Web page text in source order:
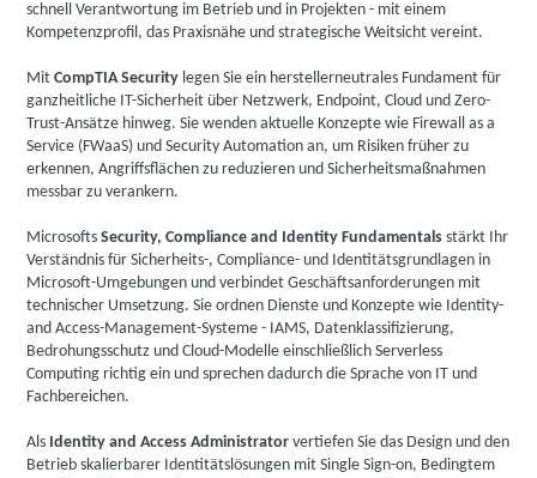
schnell Verantwortung im Betrieb und in Projekten - mit einem
Kompetenzprofil, das Praxisnähe und strategische Weitsicht vereint.
MitCompTIA Security legen Sie ein herstellerneutrales Fundament für
ganzheitliche IT-Sicherheit über Netzwerk, Endpoint, Cloud und Zero-
Trust-Ansätze hinweg. Sie wenden aktuelle Konzepte wie Firewall as a
Service (FWaaS) und Security Automation an, um Risiken früher zu
erkennen, Angriffsflächen zu reduzieren und Sicherheitsmaßnahmen
messbar zu verankern.
MicrosoftsSecurity, Compliance and Identity Fundamentals stärkt Ihr
Verständnis für Sicherheits-, Compliance- und Identitätsgrundlagen in
Microsoft-Umgebungen und verbindet Geschäftsanforderungen mit
technischer Umsetzung. Sie ordnen Dienste und Konzepte wie Identity-
and Access-Management-Systeme - IAMS, Datenklassifizierung,
Bedrohungsschutz und Cloud-Modelle einschließlich Serverless
Computing richtig ein und sprechen dadurch die Sprache von IT und
Fachbereichen.
Als Identity and Access Administrator vertiefen Sie das Design und den
Betrieb skalierbarer Identitätslösungen mit Single Sign-on, Bedingtem